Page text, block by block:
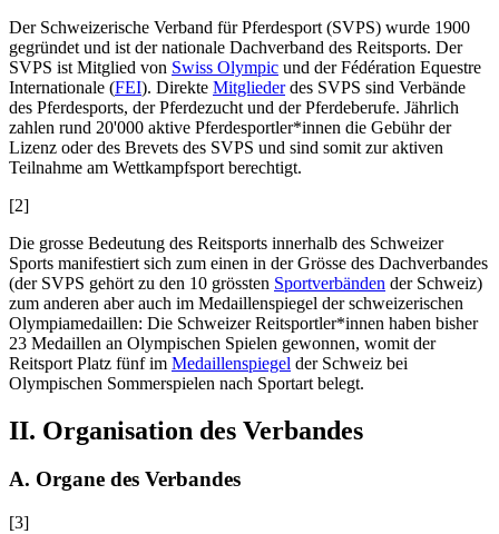
Der Schweizerische Verband für Pferdesport (SVPS) wurde 1900
gegründet und ist der nationale Dachverband des Reitsports. Der
SVPS ist Mitglied von Swiss Olympic und der Fédération Equestre
Internationale (FEI). Direkte Mitgliederdes SVPS sind Verbände
des Pferdesports, der Pferdezucht und der Pferdeberufe. Jährlich
zahlen rund 20'000 aktive Pferdesportler*innen die Gebühr der
Lizenz oder des Brevets des SVPS und sind somit zur aktiven
Teilnahme am Wettkampfsport berechtigt.
[2]
Die grosse Bedeutung des Reitsports innerhalb des Schweizer
Sports manifestiert sich zum einen in der Grösse des Dachverbandes
(der SVPS gehört zu den 10 grössten Sportverbänden der Schweiz)
zum anderen aber auch im Medaillenspiegel der schweizerischen
Olympiamedaillen: Die Schweizer Reitsportler*innen haben bisher
23 Medaillen an Olympischen Spielen gewonnen, womit der
Reitsport Platz fünf im Medaillenspiegel der Schweiz bei
Olympischen Sommerspielen nach Sportart belegt.
II. Organisation des Verbandes
A. Organe des Verbandes
[3]